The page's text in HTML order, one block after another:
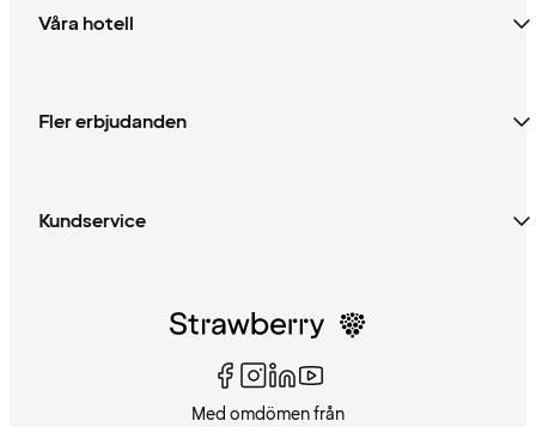
Våra hotell
Fler erbjudanden
Kundservice
Med omdömen från